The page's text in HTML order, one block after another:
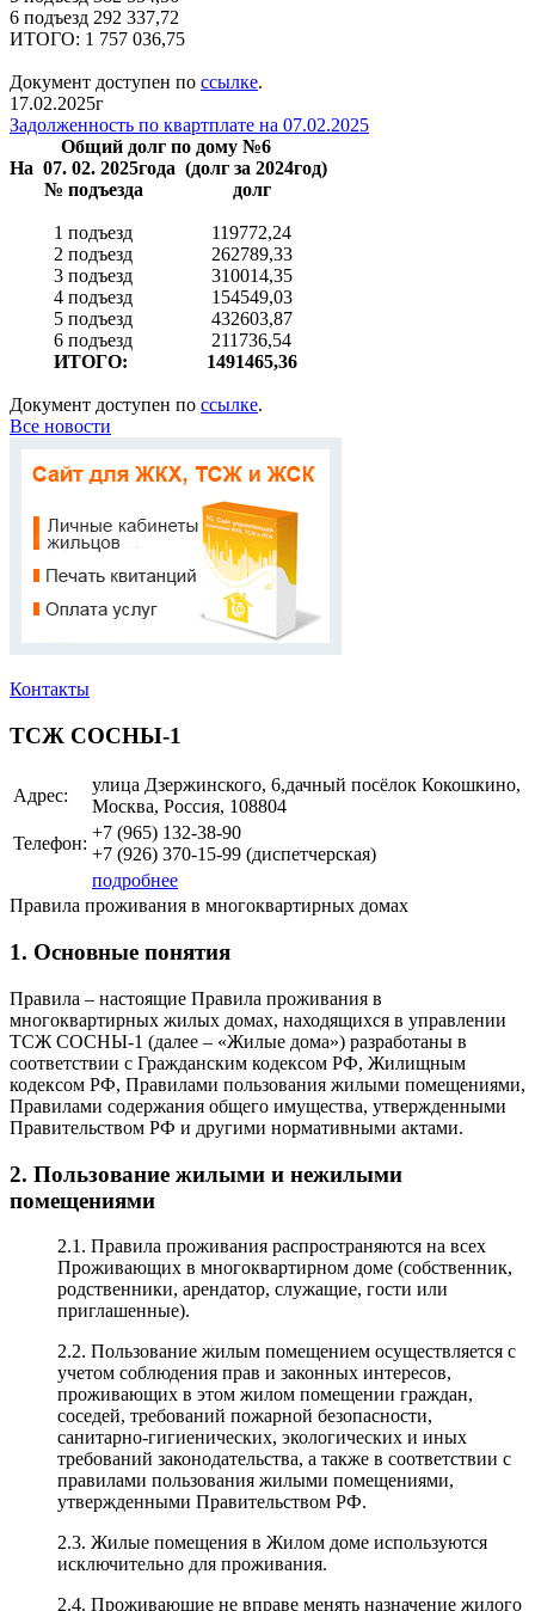
6 подъезд 292 337,72
ИТОГО: 1 757 036,75
Документ доступен по ссылке.
17.02.2025г
Задолженность по квартплате на 07.02.2025
Общий долг по дому №6
На 07. 02. 2025года (долг за 2024год)
№ подъезда
долг
1 подъезд
119772,24
2 подъезд
262789,33
3 подъезд
310014,35
4 подъезд
154549,03
5 подъезд
432603,87
6 подъезд
211736,54
ИТОГО:
1491465,36
Документ доступен по ссылке.
Все новости
Контакты
ТСЖ СОСНЫ-1
Адрес:
улица Дзержинского, 6,дачный посёлок Кокошкино,
Москва, Россия, 108804
Телефон:
+7 (965) 132-38-90
+7 (926) 370-15-99 (диспетчерская)
подробнее
Правила проживания в многоквартирных домах
1. Основные понятия
Правила – настоящие Правила проживания в
многоквартирных жилых домах, находящихся в управлении
ТСЖ СОСНЫ-1 (далее – «Жилые дома») разработаны в
соответствии с Гражданским кодексом РФ, Жилищным
кодексом РФ, Правилами пользования жилыми помещениями,
Правилами содержания общего имущества, утвержденными
Правительством РФ и другими нормативными актами.
2. Пользование жилыми и нежилыми
помещениями
2.1. Правила проживания распространяются на всех
Проживающих в многоквартирном доме (собственник,
родственники, арендатор, служащие, гости или
приглашенные).
2.2. Пользование жилым помещением осуществляется с
учетом соблюдения прав и законных интересов,
проживающих в этом жилом помещении граждан,
соседей, требований пожарной безопасности,
санитарно-гигиенических, экологических и иных
требований законодательства, а также в соответствии с
правилами пользования жилыми помещениями,
утвержденными Правительством РФ.
2.3. Жилые помещения в Жилом доме используются
исключительно для проживания.
2.4. Проживающие не вправе менять назначение жилого